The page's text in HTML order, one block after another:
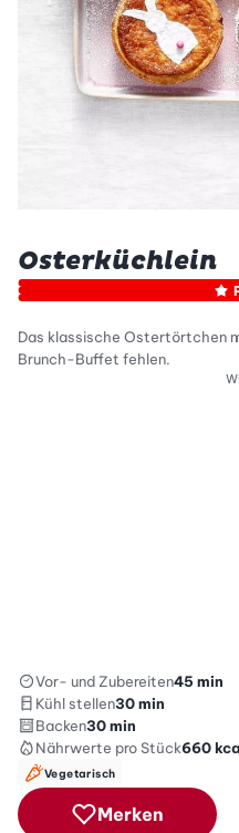
Osterküchlein
Das klassische Ostertörtchen
Brunch-Buffet fehlen.
Vor- und Zubereiten45 min
Kühl stellen30 min
Backen30 min
Nährwerte pro Stück660
Vegetarisch
Merken